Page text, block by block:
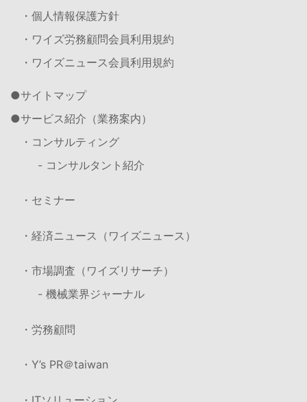
・個人情報保護方針
・ワイズ労務顧問会員利用規約
・ワイズニュース会員利用規約
サイトマップ
サービス紹介（業務案内）
・コンサルティング
- コンサルタント紹介
・セミナー
・経済ニュース（ワイズニュース）
・市場調査（ワイズリサーチ）
- 機械業界ジャーナル
・労務顧問
・Y’s PR＠taiwan